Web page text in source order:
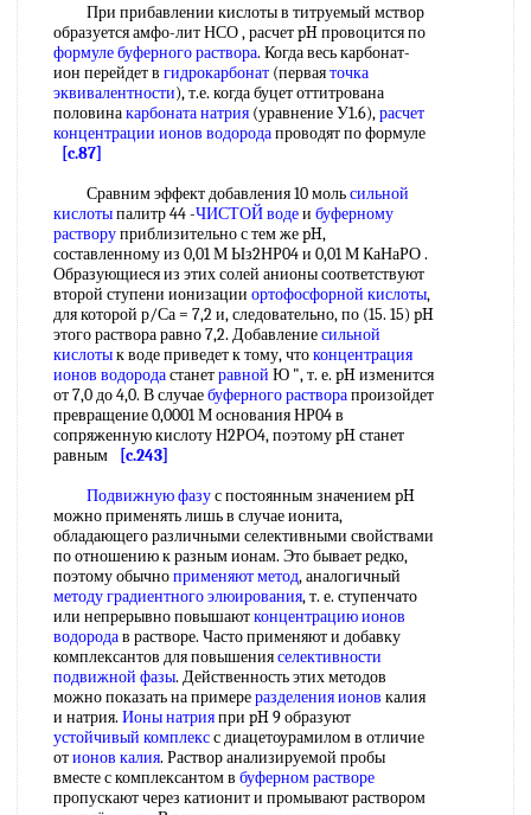
При прибавлении кислоты в титруемый мствор
образуется амфо-лит НСО , расчет pH провоцится по
формуле буферного раствора. Когда весь карбонат-
ион перейдет в гидрокарбонат (перваяточка
эквивалентности), т.е. когда буцет оттитрована
половинакарбоната натрия (уравнение У1.6),расчет
концентрации ионов водородапроводят по формуле
[c.87]
Сравним эффект добавления 10 мольсильной
кислотыпалитр 44 -ЧИСТОЙ водеи буферному
растворуприблизительно с тем же pH,
составленному из 0,01 М Ыз2НР04 и 0,01 М КаНаРО .
Образующиеся из этих солей анионы соответствуют
второй ступени ионизации ортофосфорной кислоты,
для которой р/Са = 7,2 и, следовательно, по (15. 15) pH
этого раствора равно 7,2. Добавлениесильной
кислотык воде приведет к тому, чтоконцентрация
ионов водородастанетравной Ю ", т. е. pH изменится
от 7,0 до 4,0. В случаебуферного растворапроизойдет
превращение 0,0001 М основания НР04 в
сопряженную кислоту Н2РО4, поэтому pH станет
равным
[c.243]
Подвижную фазус постоянным значением pH
можно применять лишь в случае ионита,
обладающего различными селективными свойствами
по отношению к разным ионам. Это бывает редко,
поэтому обычноприменяют метод, аналогичный
методу градиентного элюирования, т. е. ступенчато
или непрерывно повышаютконцентрацию ионов
водородав растворе. Часто применяют и добавку
комплексантов для повышенияселективности
подвижной фазы. Действенность этих методов
можно показать на примереразделения ионов калия
и натрия. Ионы натрияпри pH 9 образуют
устойчивый комплексс диацетоурамилом в отличие
отионов калия. Раствор анализируемой пробы
вместе с комплексантом в буферном растворе
пропускают через катионит и промывают раствором